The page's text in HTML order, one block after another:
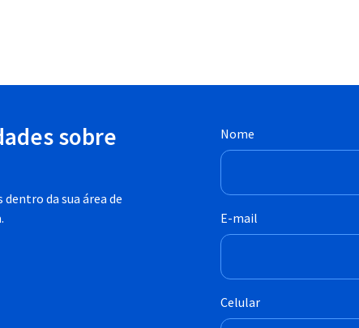
sobre
da sua área de
Nome
E-mail
Celular